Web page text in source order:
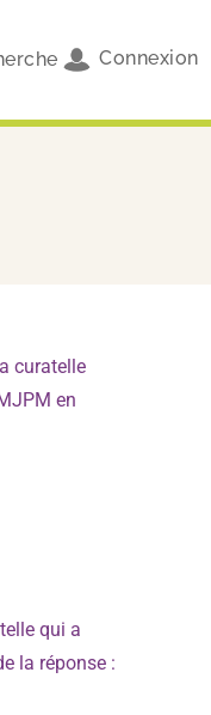
Connexion
curatelle
en
qui a
la réponse :